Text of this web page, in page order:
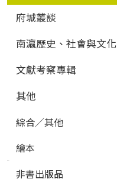
府城叢談
南瀛歷史、社會與文化
文獻考察專輯
其他
綜合／其他
繪本
非書出版品